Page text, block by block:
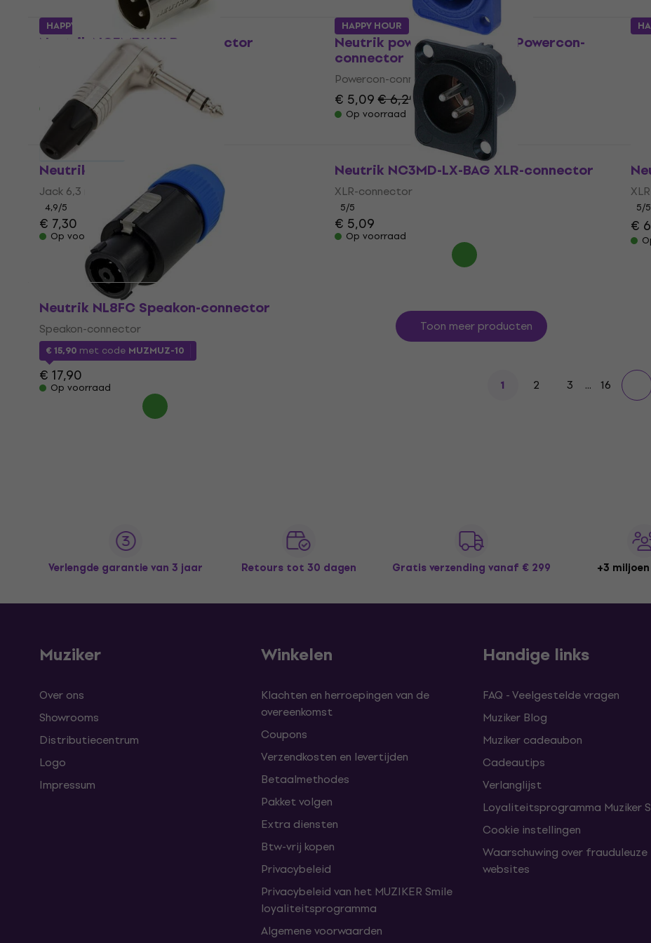
Neutrik NC3MRX XLR-connector
XLR-connector
€ 7,69
Op voorraad
Neutrik powerCON XX Blue Powercon-
connector
Powercon-connector
€ 5,09€ 6,29
- 19 %
Op voorraad
HAPPY HOUR
Neutrik NP3RX Jack 6,3 mm
Jack 6,3 mm
4,9/5
€ 7,30
Op voorraad
HAPPY HOUR
Neutrik NC3MD-LX-BAG XLR-connector
XLR-connector
5/5
€ 5,09
Op voorraad
5/5
€
Staffelkorting
Neutrik NL8FC Speakon-connector
Speakon-connector
€ 15,90 met code MUZMUZ-10
€ 17,90
Op voorraad
Toon meer producten
1 2 3 ... 16
Verlengde garantie van 3 jaar Retours tot 30 dagen Gratis verzending vanaf € 299 +3
Muziker
Over ons
Showrooms
Distributiecentrum
Logo
Impressum
Winkelen
Klachten en herroepingen van de
overeenkomst
Coupons
Verzendkosten en levertijden
Betaalmethodes
Pakket volgen
Extra diensten
Btw-vrij kopen
Privacybeleid
Privacybeleid van het MUZIKER Smile
loyaliteitsprogramma
Algemene voorwaarden
Handige links
FAQ - Veelgestelde vragen
Muziker Blog
Muziker cadeaubon
Cadeautips
Verlanglijst
Loyaliteitsprogramma Muziker
Cookie instellingen
Waarschuwing over frauduleuze
websites